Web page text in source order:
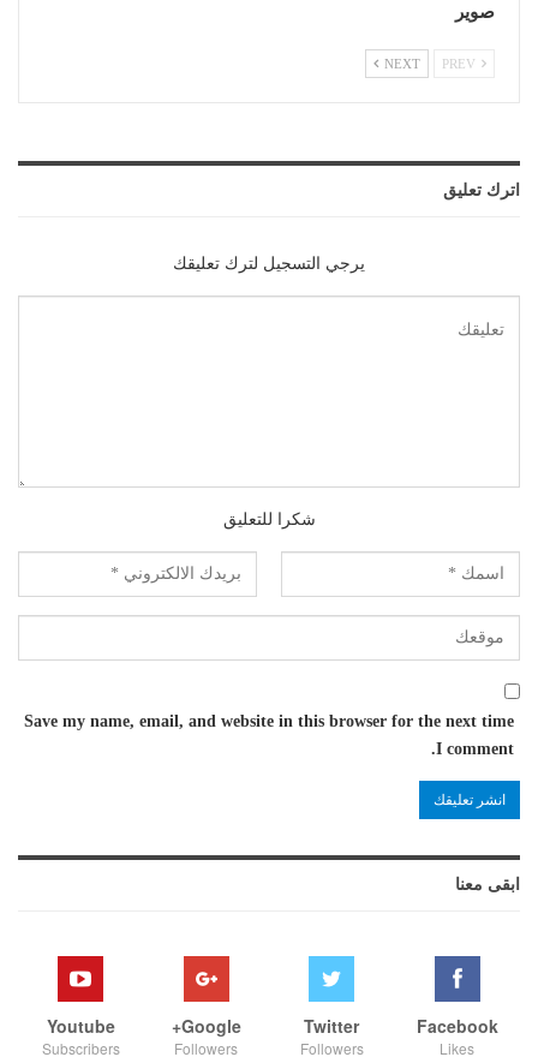
صوير
NEXT
اترك تعليق
يرجي التسجيل لترك تعليقك
شكرا للتعليق
Save my name, email, and website in this browser for the next time
I comment.
ابقى معنا
Facebook
Likes
Twitter
Followers
Google+
Followers
Youtube
Subscribers